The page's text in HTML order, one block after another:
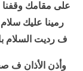
على مقامك وقفنا
رمينا عليك سلام
ف رديت السلام
وأذن الأذان ف